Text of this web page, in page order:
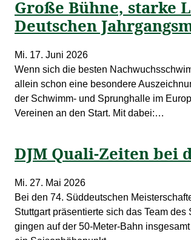
Große Bühne, starke
Deutschen
Mi. 17. Juni 2026
Wenn sich die besten
allein schon eine besondere
der Schwimm- und Sprunghalle im
Vereinen an den Start. Mit dabei:…
DJM Quali-Zeiten bei
Mi. 27. Mai 2026
Bei den 74. Süddeutschen
Stuttgart präsentierte sich das Team
gingen auf der 50-Meter-Bahn